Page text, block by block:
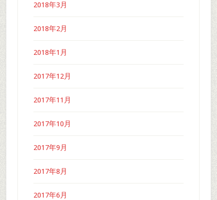
2018年3月
2018年2月
2018年1月
2017年12月
2017年11月
2017年10月
2017年9月
2017年8月
2017年6月